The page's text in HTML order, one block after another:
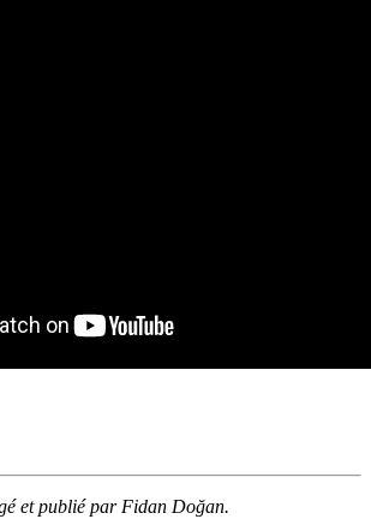
et publié par Fidan Doğan.